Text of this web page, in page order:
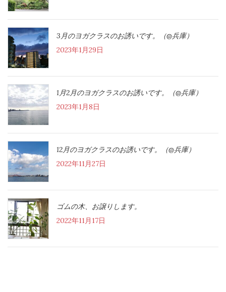
3月のヨガクラスのお誘いです。（@兵庫）
2023年1月29日
1月2月のヨガクラスのお誘いです。（@兵庫）
2023年1月8日
12月のヨガクラスのお誘いです。（@兵庫）
2022年11月27日
ゴムの木、お譲りします。
2022年11月17日